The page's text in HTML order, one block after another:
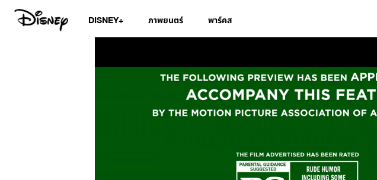
DISNEY+ ภาพยนตร์ พาร์คส